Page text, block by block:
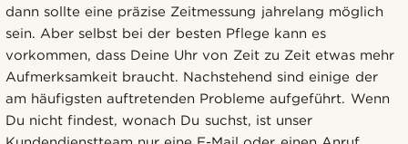
dann sollte eine präzise Zeitmessung jahrelang möglich
sein. Aber selbst bei der besten Pflege kann es
vorkommen, dass Deine Uhr von Zeit zu Zeit etwas mehr
Aufmerksamkeit braucht. Nachstehend sind einige der
am häufigsten auftretenden Probleme aufgeführt. Wenn
Du nicht findest, wonach Du suchst, ist unser